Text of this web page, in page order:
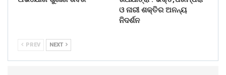
ଓ ନାରୀ ଶକ୍ତିର ଅନନ୍ୟ
ନିଦର୍ଶନ
PREV NEXT